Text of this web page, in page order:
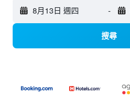
8月13日 週四 -
搜尋